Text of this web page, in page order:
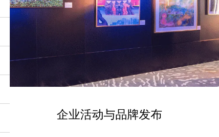
企业活动与品牌发布